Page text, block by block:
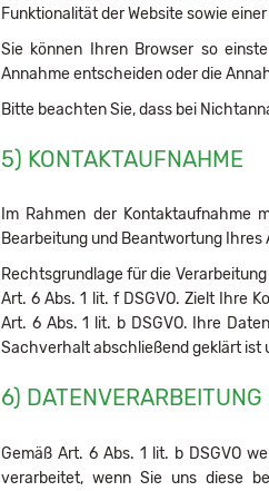
Funktionalität der Website sowie
Sie können Ihren Browser so
Annahme entscheiden oder die
Bitte beachten Sie, dass bei
5) KONTAKTAUFNAHME
Im Rahmen der Kontaktaufnahme
Bearbeitung und Beantwortung
Rechtsgrundlage für die
Art. 6 Abs. 1 lit. f DSGVO. Zielt Ihre
Art. 6 Abs. 1 lit. b DSGVO. Ihre
Sachverhalt abschließend geklärt
6)
Gemäß Art. 6 Abs. 1 lit. b DSGVO
verarbeitet, wenn Sie uns diese